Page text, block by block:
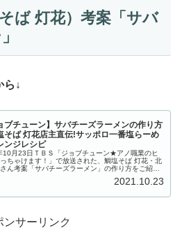
ば 灯花）考案「サバ
ら↓
ブチューン】サバチーズラーメンの作り方
そば 灯花店主直伝!サッポロ一番塩らーめ
ンジレシピ
10月23日ＴＢＳ「ジョブチューン★アノ職業のヒ
ちゃけます！」で放送された、鯛塩そば 灯花・北
さん考案「サバチーズラーメン」の作り方をご紹介
2021.10.23
ンサーリンク